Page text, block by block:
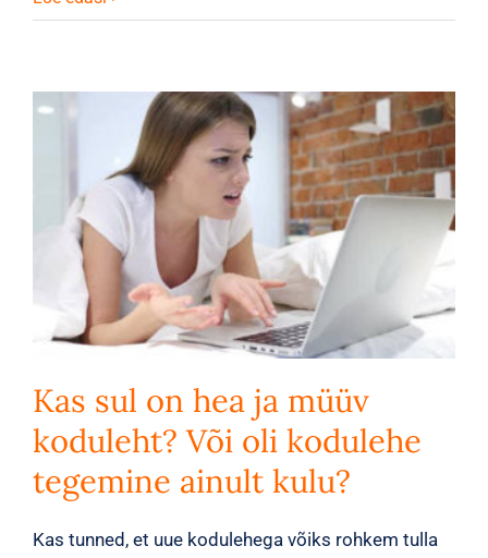
Kas sul on hea ja müüv
koduleht? Või oli kodulehe
tegemine ainult kulu?
Kas tunned, et uue kodulehega võiks rohkem tulla